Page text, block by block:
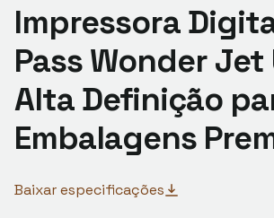
Impressora
Pass Wonder Jet
Alta Definição
Embalagens
Baixar especificações